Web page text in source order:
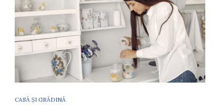
CASĂ ȘI GRĂDINĂ